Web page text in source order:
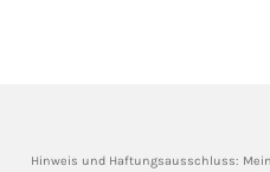
Hinweis und Haftungsausschluss: